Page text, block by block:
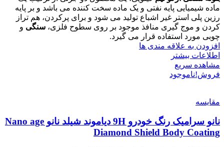
ماده شیمیایی پایه نفتی و یک ماده سخت کننده می باشد و بر پایه
رزین پلی استر غیر اشباع تولید می شود و برای پرکردن، هم تراز
کردن و موج گیری منافذ موجود بر روی سطوح فلزی، سنگی و
چوبی مورد استفاده قرار می گیرد.
افزودن به علاقه مندی ها
اطلاعات بیشتر
مشاهده سریع
فروش!ناموجود
مقایسه
نانو سرامیک رنگ خودرو 9H دیاموند شیلد نانو Nano age
Diamond Shield Body Coating